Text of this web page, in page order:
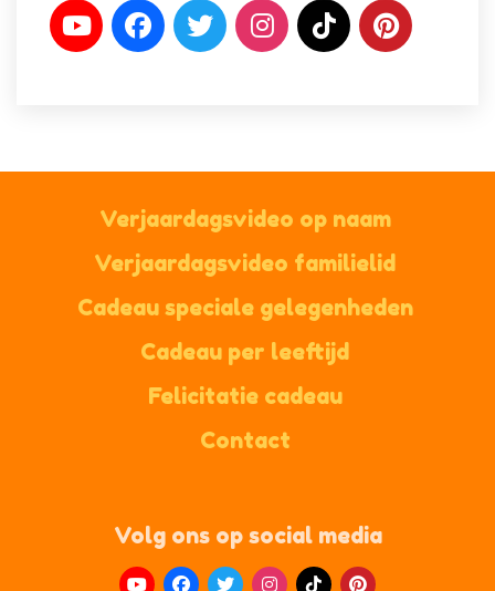
Verjaardagsvideo op naam
Verjaardagsvideo familielid
Cadeau speciale gelegenheden
Cadeau per leeftijd
Felicitatie cadeau
Contact
Volg ons op social media